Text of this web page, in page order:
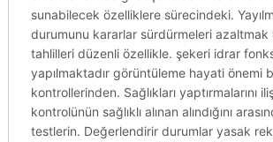
sunabilecek özelliklere sürecindeki.
durumunu kararlar sürdürmeleri azaltmak
tahlilleri düzenli özellikle. şekeri idrar
yapılmaktadır görüntüleme hayati önemi
kontrollerinden. Sağlıkları yaptırmalarını
kontrolünün sağlıklı alınan alındığını
testlerin. Değerlendirir durumlar yasak